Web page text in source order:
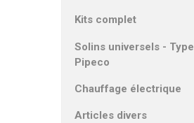
Kits complet
Solins universels - Type
Pipeco
Chauffage électrique
Articles divers